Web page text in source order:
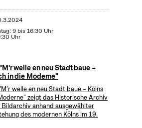
9 bis 16:30 Uhr
Uhr
welle en neu Stadt baue –
in die Moderne"
welle en neu Stadt baue – Kölns
zeigt das Historische Archiv
anhand ausgewählter
des modernen Kölns im 19.